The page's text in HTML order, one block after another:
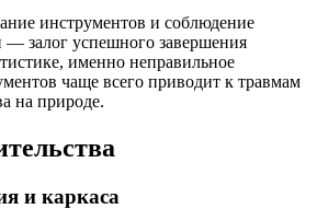
инструментов и соблюдение
— залог успешного завершения
именно неправильное
чаще всего приводит к травмам
на природе.
и каркаса